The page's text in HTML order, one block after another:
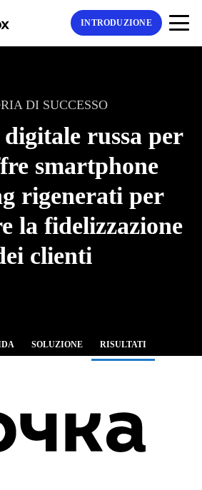
INTRODUZIONE
DI SUCCESSO
russa per
smartphone
rigenerati per
la fidelizzazione
clienti
SOLUZIONE RISULTATI